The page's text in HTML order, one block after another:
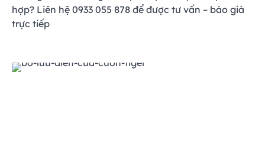
hợp? Liên hệ 0933 055 878 để được tư vấn – báo giá
trực tiếp